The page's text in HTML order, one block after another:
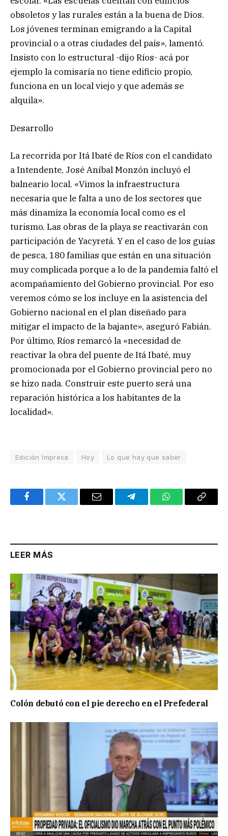
obsoletos y las rurales están a la buena de Dios.
Los jóvenes terminan emigrando a la Capital
provincial o a otras ciudades del país», lamentó.
Insisto con lo estructural -dijo Ríos- acá por
ejemplo la comisaría no tiene edificio propio,
funciona en un local viejo y que además se
alquila».
Desarrollo
La recorrida por Itá Ibaté de Ríos con el candidato
a Intendente, José Aníbal Monzón incluyó el
balneario local. «Vimos la infraestructura
necesaria que le falta a uno de los sectores que
más dinamiza la economía local como es el
turismo. Las obras de la playa se reactivarán con
participación de Yacyretá. Y en el caso de los guías
de pesca, 180 familias que están en una situación
muy complicada porque a lo de la pandemia faltó el
acompañamiento del Gobierno provincial. Por eso
veremos cómo se los incluye en la asistencia del
Gobierno nacional en el plan diseñado para
mitigar el impacto de la bajante», aseguró Fabián.
Por último, Ríos remarcó la «necesidad de
reactivar la obra del puente de Itá Ibaté, muy
promocionada por el Gobierno provincial pero no
se hizo nada. Construir este puerto será una
reparación histórica a los habitantes de la
localidad».
Edición Impresa Hoy Lo que hay que saber
FacebookTwitter Email TelegramWhatsAppCopy
LEER MÁS
Colón debutó con el pie derecho en el Prefederal